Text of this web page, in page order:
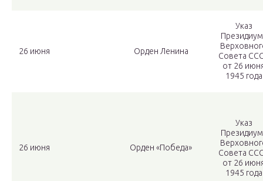
26 июня Орден Ленина
Указ
Совета
от 26
1945 года
26 июня Орден «Победа»
Указ
Совета
от 26
1945 года